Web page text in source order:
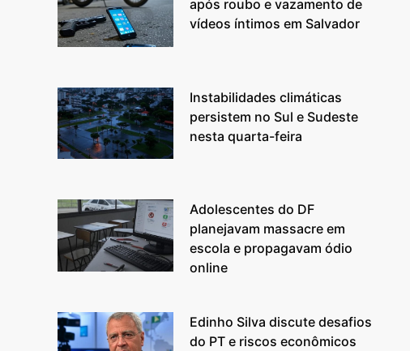
após roubo e vazamento de
vídeos íntimos em Salvador
Instabilidades climáticas
persistem no Sul e Sudeste
nesta quarta-feira
Adolescentes do DF
planejavam massacre em
escola e propagavam ódio
online
Edinho Silva discute desafios
do PT e riscos econômicos